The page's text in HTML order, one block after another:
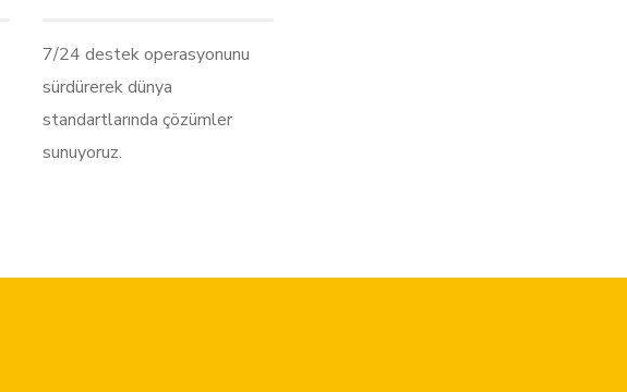
7/24 destek operasyonunu
sürdürerek dünya
standartlarında çözümler
sunuyoruz.